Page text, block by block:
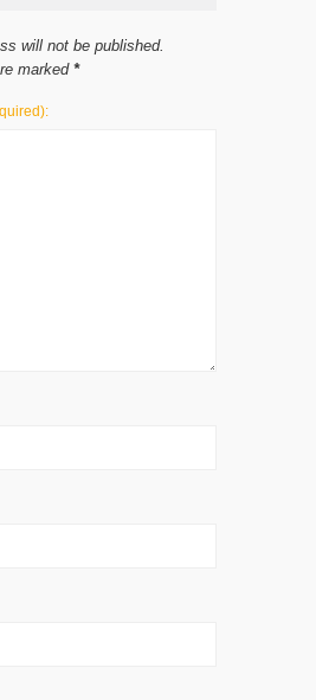
will not be published.
marked *